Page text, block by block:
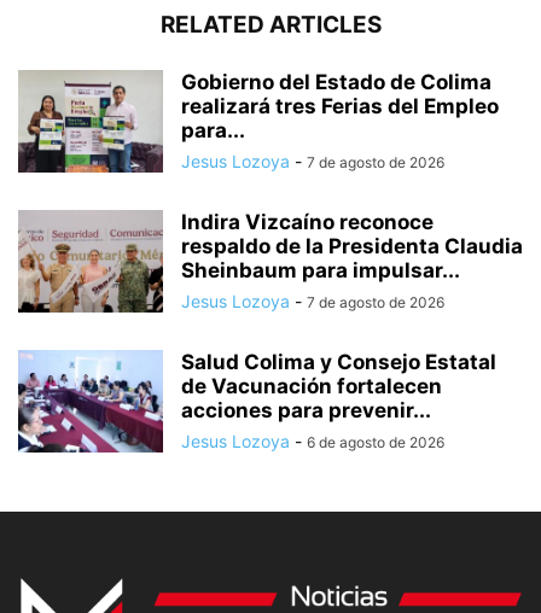
RELATED ARTICLES
Gobierno del Estado de Colima
realizará tres Ferias del Empleo
para...
Jesus Lozoya - 7 de agosto de 2026
Indira Vizcaíno reconoce
respaldo de la Presidenta Claudia
Sheinbaum para impulsar...
Jesus Lozoya - 7 de agosto de 2026
Salud Colima y Consejo Estatal
de Vacunación fortalecen
acciones para prevenir...
Jesus Lozoya - 6 de agosto de 2026